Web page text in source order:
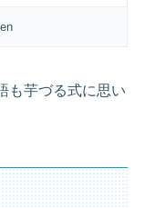
も芋づる式に思い